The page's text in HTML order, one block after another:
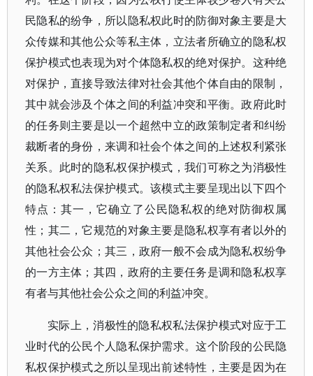
民隐私的纷争，所以隐私权此时的防御对象主要是大
众传媒和其他公众等私主体，立法者所确立的隐私权
保护模式也表现为对个体隐私权的绝对保护。这种绝
对保护，直接导致法律对社会其他个体自由的限制，
其中就会涉及个体之间的利益冲突和平衡。政府此时
的任务则主要是以一个超然中立的政策制定者和纠纷
裁断者的身份，来调和社会个体之间的上述权利紧张
关系。此时的隐私权保护模式，我们可称之为消极性
的隐私权私法保护模式。该模式主要呈现出以下四个
特点：其一，它确立了公民隐私权的绝对防御权属
性；其二，它规范的对象主要是隐私权享有者以外的
其他社会公众；其三，政府一般不会成为隐私权纷争
的一方主体；其四，政府的主要任务是调和隐私权享
有者与其他社会公众之间的利益冲突。
实际上，消极性的隐私权私法保护模式对应于工
业时代的公民个人隐私保护需求。这个阶段的公民隐
私权保护模式之所以呈现出前述特性，主要是因为在